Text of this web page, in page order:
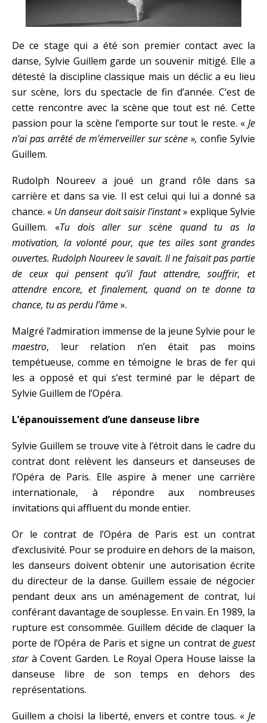
De ce stage qui a été son premier contact avec la
danse, Sylvie Guillem garde un souvenir mitigé. Elle a
détesté la discipline classique mais un déclic a eu lieu
sur scène, lors du spectacle de fin d’année. C’est de
cette rencontre avec la scène que tout est né. Cette
passion pour la scène l’emporte sur tout le reste. « Je
n’ai pas arrêté de m’émerveiller sur scène », confie Sylvie
Guillem.
Rudolph Noureev a joué un grand rôle dans sa
carrière et dans sa vie. Il est celui qui lui a donné sa
chance. « Un danseur doit saisir l’instant» explique Sylvie
Guillem. «Tu dois aller sur scène quand tu as la
motivation, la volonté pour, que tes ailes sont grandes
ouvertes. Rudolph Noureev le savait. Il ne faisait pas partie
de ceux qui pensent qu’il faut attendre, souffrir, et
attendre encore, et finalement, quand on te donne ta
chance, tu as perdu l’âme».
Malgré l’admiration immense de la jeune Sylvie pour le
maestro, leur relation n’en était pas moins
tempétueuse, comme en témoigne le bras de fer qui
les a opposé et qui s’est terminé par le départ de
Sylvie Guillem de l’Opéra.
L’épanouissement d’une danseuse libre
Sylvie Guillem se trouve vite à l’étroit dans le cadre du
contrat dont relèvent les danseurs et danseuses de
l’Opéra de Paris. Elle aspire à mener une carrière
internationale, à répondre aux nombreuses
invitations qui affluent du monde entier.
Or le contrat de l’Opéra de Paris est un contrat
d’exclusivité. Pour se produire en dehors de la maison,
les danseurs doivent obtenir une autorisation écrite
du directeur de la danse. Guillem essaie de négocier
pendant deux ans un aménagement de contrat, lui
conférant davantage de souplesse. En vain. En 1989, la
rupture est consommée. Guillem décide de claquer la
porte de l’Opéra de Paris et signe un contrat de guest
starà Covent Garden. Le Royal Opera House laisse la
danseuse libre de son temps en dehors des
représentations.
Guillem a choisi la liberté, envers et contre tous. « Je